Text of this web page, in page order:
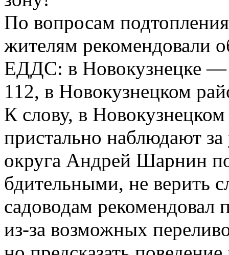
По вопросам
жителям рекомендовали
ЕДДС: в Новокузнецке —
112, в Новокузнецком
К слову, в
пристально наблюдают
округа Андрей Шарнин
бдительными, не верить
садоводам рекомендовал
из-за возможных